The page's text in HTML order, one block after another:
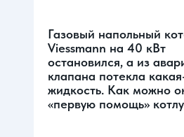
Газовый напольный
Viessmann на 40 кВт
остановился, а из
клапана потекла
жидкость. Как можно
«первую помощь»